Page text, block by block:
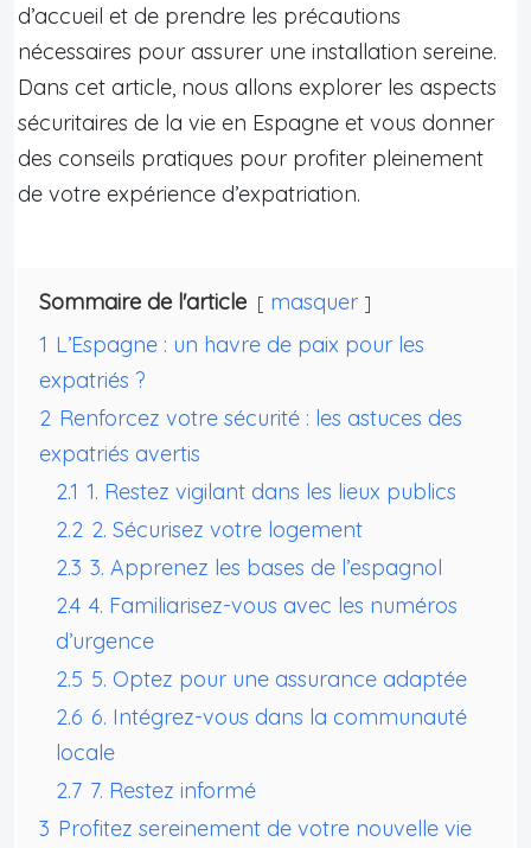
d’accueil et de prendre les précautions
nécessaires pour assurer une installation sereine.
Dans cet article, nous allons explorer les aspects
sécuritaires de la vie en Espagne et vous donner
des conseils pratiques pour profiter pleinement
de votre expérience d’expatriation.
Sommaire de l'article
masquer
1 L’Espagne : un havre de paix pour les
expatriés ?
2 Renforcez votre sécurité : les astuces des
expatriés avertis
2.1 1. Restez vigilant dans les lieux publics
2.2 2. Sécurisez votre logement
2.3 3. Apprenez les bases de l’espagnol
2.4 4. Familiarisez-vous avec les numéros
d’urgence
2.5 5. Optez pour une assurance adaptée
2.6 6. Intégrez-vous dans la communauté
locale
2.7 7. Restez informé
3 Profitez sereinement de votre nouvelle vie